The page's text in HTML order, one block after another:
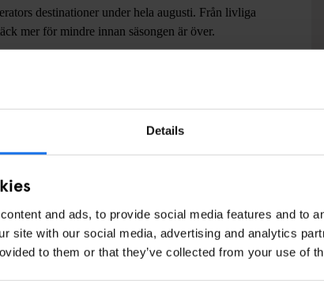
Details
and ads, to provide social media features and to
site with our social media, advertising and analytics
to them or that they’ve collected from your use of
destinationer under hela augusti. Från livliga
mer för mindre innan säsongen är över.
28 augusti 2026